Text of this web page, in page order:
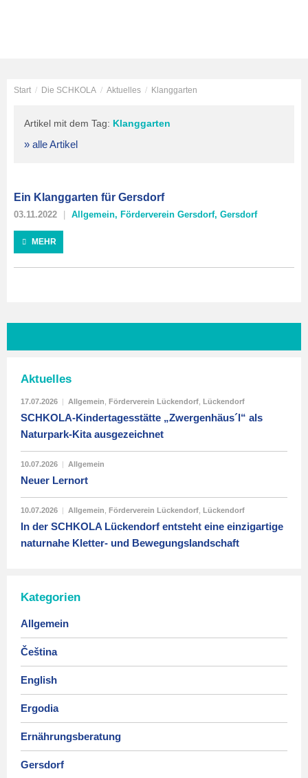
Start / Die SCHKOLA / Aktuelles / Klanggarten
Artikel mit dem Tag: Klanggarten
» alle Artikel
Ein Klanggarten für Gersdorf
03.11.2022 Allgemein, Förderverein Gersdorf, Gersdorf
MEHR
Aktuelles
17.07.2026 | Allgemein Förderverein Lückendorf Lückendorf
SCHKOLA-Kindertagesstätte „Zwergenhäus´l“ als
Naturpark-Kita ausgezeichnet
10.07.2026 | Allgemein
Neuer Lernort
10.07.2026 | Allgemein Förderverein Lückendorf Lückendorf
In der SCHKOLA Lückendorf entsteht eine einzigartige
naturnahe Kletter- und Bewegungslandschaft
Kategorien
Allgemein
Čeština
English
Ergodia
Ernährungsberatung
Gersdorf